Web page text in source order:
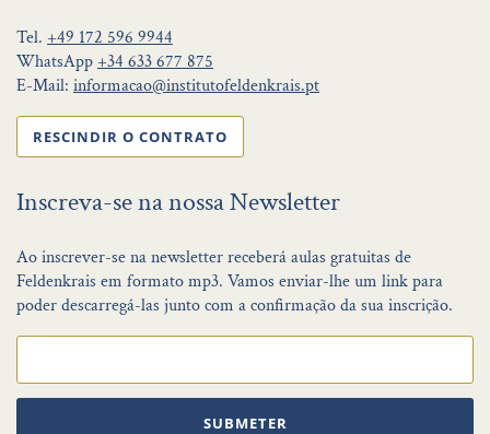
Tel. +49 172 596 9944
WhatsApp +34 633 677 875
E-Mail: informacao@institutofeldenkrais.pt
RESCINDIR O CONTRATO
Inscreva-se na nossa Newsletter
Ao inscrever-se na newsletter receberá aulas gratuitas de
Feldenkrais em formato mp3. Vamos enviar-lhe um link para
poder descarregá-las junto com a confirmação da sua inscrição.
SUBMETER